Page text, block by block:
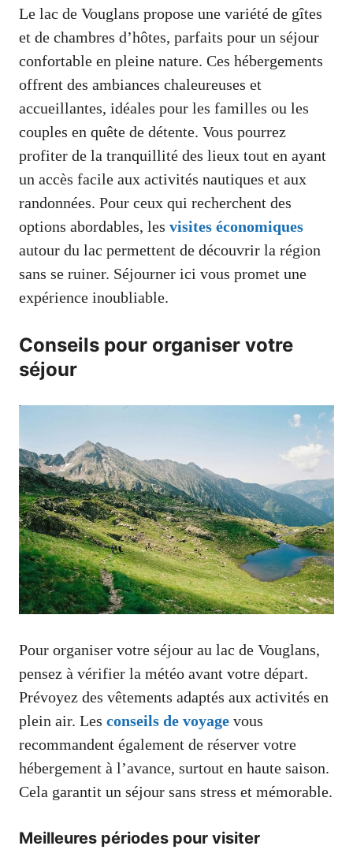
Le lac de Vouglans propose une variété de gîtes
et de chambres d’hôtes, parfaits pour un séjour
confortable en pleine nature. Ces hébergements
offrent des ambiances chaleureuses et
accueillantes, idéales pour les familles ou les
couples en quête de détente. Vous pourrez
profiter de la tranquillité des lieux tout en ayant
un accès facile aux activités nautiques et aux
randonnées. Pour ceux qui recherchent des
options abordables, les visites économiques
autour du lac permettent de découvrir la région
sans se ruiner. Séjourner ici vous promet une
expérience inoubliable.
Conseils pour organiser votre
séjour
Pour organiser votre séjour au lac de Vouglans,
pensez à vérifier la météo avant votre départ.
Prévoyez des vêtements adaptés aux activités en
plein air. Les conseils de voyage vous
recommandent également de réserver votre
hébergement à l’avance, surtout en haute saison.
Cela garantit un séjour sans stress et mémorable.
Meilleures périodes pour visiter